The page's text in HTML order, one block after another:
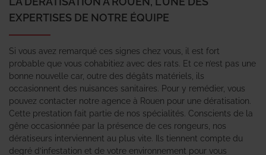
EXPERTISES DE NOTRE ÉQUIPE
Si vous avez remarqué ces signes chez vous, il est fort
probable que vous cohabitiez avec des rats. Et ce n’est pas une
bonne nouvelle car, outre des dégâts matériels, ils
occasionnent des nuisances sanitaires. Pour y remédier, vous
pouvez contacter notre agence à Rouen pour une dératisation.
Cette prestation fait partie de nos spécialités. Conscients de la
gêne occasionnée par la présence de ces rongeurs, nos
dératiseurs interviennent au plus vite. Ils tiennent compte du
degré d’infestation et de votre environnement pour vous